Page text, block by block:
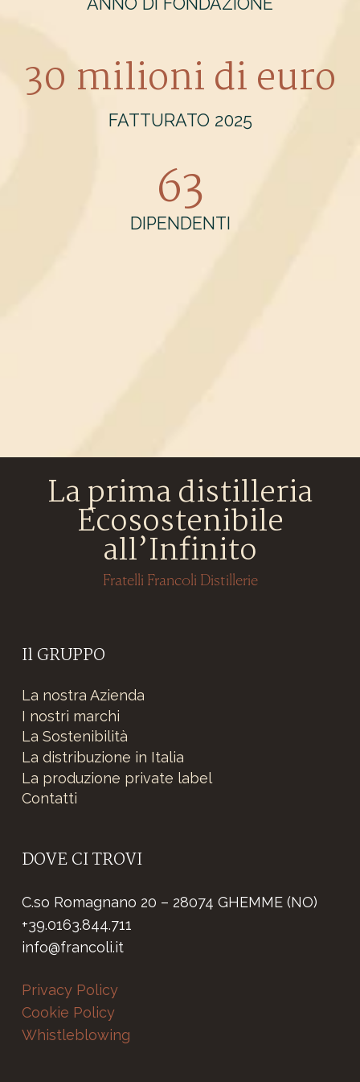
30 milioni di euro
FATTURATO 2025
63
DIPENDENTI
La prima distilleria
Ecosostenibile
all’Infinito
Fratelli Francoli Distillerie
Il GRUPPO
La nostra Azienda
I nostri marchi
La Sostenibilità
La distribuzione in Italia
La produzione private label
Contatti
DOVE CI TROVI
C.so Romagnano 20 – 28074 GHEMME (NO)
+39.0163.844.711
info@francoli.it
Privacy Policy
Cookie Policy
Whistleblowing